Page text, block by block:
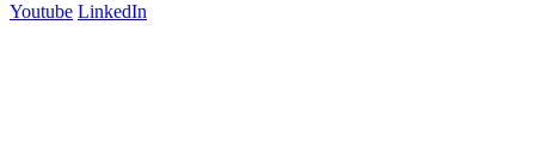
Youtube LinkedIn